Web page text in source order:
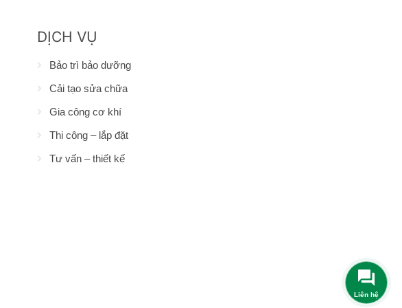
DỊCH VỤ
Bảo trì bảo dưỡng
Cải tạo sửa chữa
Gia công cơ khí
Thi công – lắp đặt
Tư vấn – thiết kế
Liên hệ